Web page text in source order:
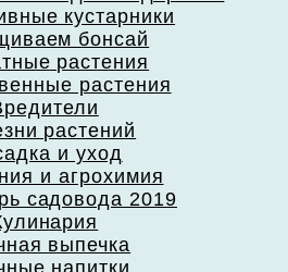
кустарники
бонсай
растения
растения
растений
и уход
и агрохимия
садовода 2019
выпечка
напитки